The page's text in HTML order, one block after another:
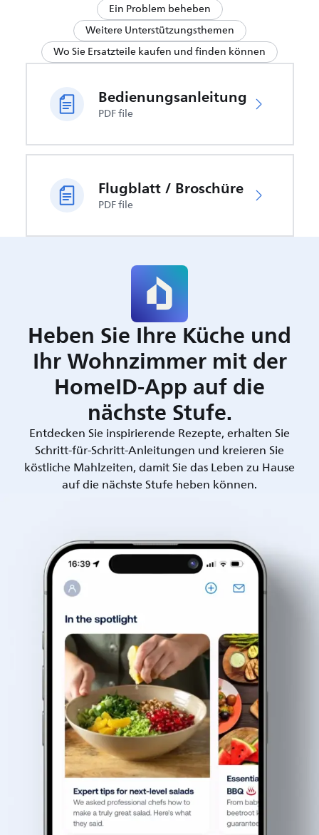
Ein Problem beheben
Weitere Unterstützungsthemen
Wo Sie Ersatzteile kaufen und finden können
Bedienungsanleitung
PDF file
Flugblatt / Broschüre
PDF file
Heben Sie Ihre Küche und
Ihr Wohnzimmer mit der
HomeID-App auf die
nächste Stufe.
Entdecken Sie inspirierende Rezepte, erhalten Sie
Schritt-für-Schritt-Anleitungen und kreieren Sie
köstliche Mahlzeiten, damit Sie das Leben zu Hause
auf die nächste Stufe heben können.